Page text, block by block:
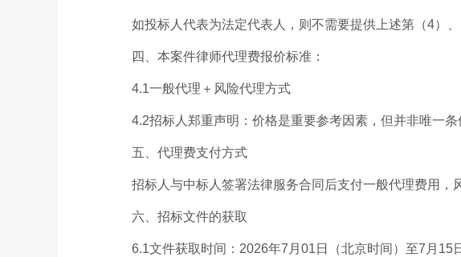
如投标人代表为法定代表人，则不需要提供上述第（4）、
四、本案件律师代理费报价标准：
4.1一般代理＋风险代理方式
4.2招标人郑重声明：价格是重要参考因素，但并非唯一条
五、代理费支付方式
招标人与中标人签署法律服务合同后支付一般代理费用，
六、招标文件的获取
6.1文件获取时间：2026年7月01日（北京时间）至7月15日